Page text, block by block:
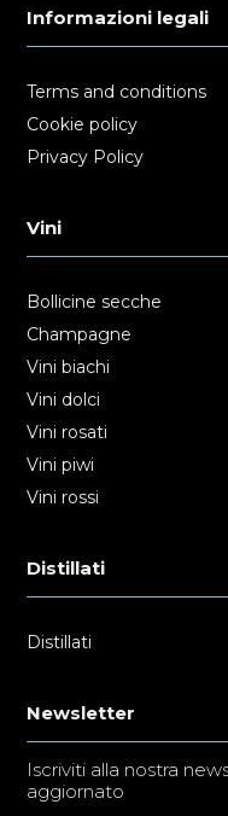
Informazioni legali
Terms and conditions
Cookie policy
Privacy Policy
Vini
Bollicine secche
Champagne
Vini biachi
Vini dolci
Vini rosati
Vini piwi
Vini rossi
Distillati
Distillati
Newsletter
Iscriviti alla nostra
aggiornato